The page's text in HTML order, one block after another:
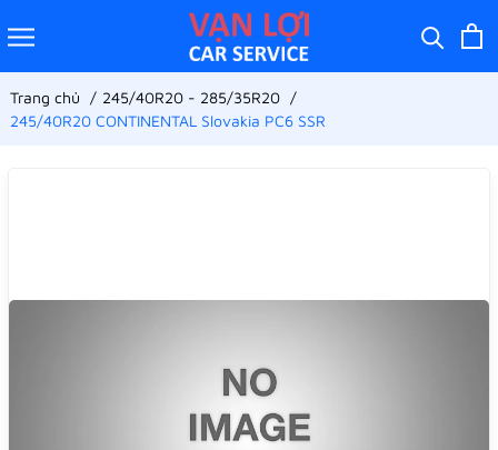
Trang chủ
245/40R20 - 285/35R20
245/40R20 CONTINENTAL Slovakia PC6 SSR